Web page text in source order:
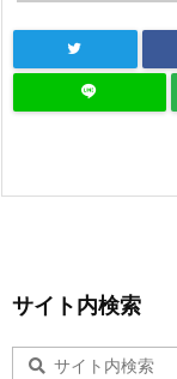
サイト内検索